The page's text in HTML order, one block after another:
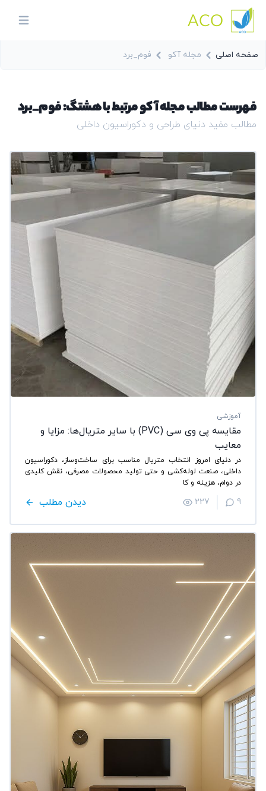
ACO
menu
صفحه اصلی مجله آکو فوم_برد
فهرست مطالب مجله آکو مرتبط با هشتگ: فوم_برد
مطالب مفید دنیای طراحی و دکوراسیون داخلی
آموزشی
مقایسه پی وی سی (PVC) با سایر متریال‌ها: مزایا و
معایب
در دنیای امروز انتخاب متریال مناسب برای ساخت‌وساز، دکوراسیون
داخلی، صنعت لوله‌کشی و حتی تولید محصولات مصرفی، نقش کلیدی
در دوام، هزینه و کا
دیدن مطلب 227 9